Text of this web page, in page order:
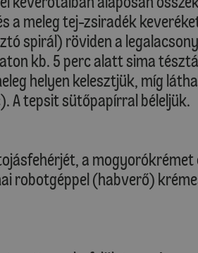
a meleg tej-zsiradék
spirál) röviden a
kb. 5 perc alatt sima
helyen kelesztjük, míg
A tepsit sütőpapírral béleljük.
a mogyorókrémet
robotgéppel (habverő)